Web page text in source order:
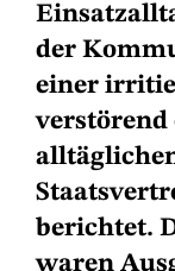
der
einer
verstörend
berichtet.
waren